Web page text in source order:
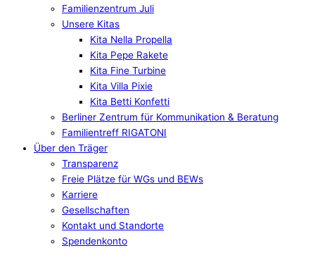
Familienzentrum Juli
Unsere Kitas
Kita Nella Propella
Kita Pepe Rakete
Kita Fine Turbine
Kita Villa Pixie
Kita Betti Konfetti
Berliner Zentrum für Kommunikation & Beratung
Familientreff RIGATONI
Über den Träger
Transparenz
Freie Plätze für WGs und BEWs
Karriere
Gesellschaften
Kontakt und Standorte
Spendenkonto